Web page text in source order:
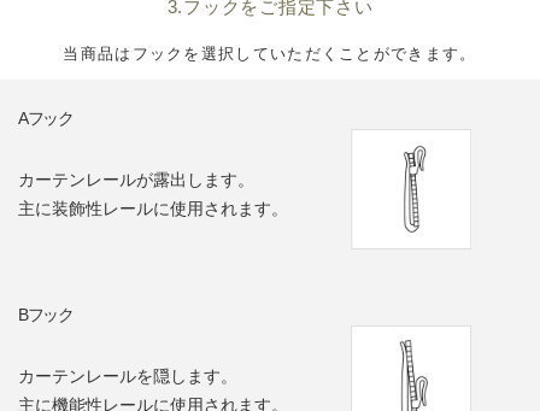
3.フックをご指定下さい
当商品はフックを選択していただくことができます。
Aフック
カーテンレールが露出します。
主に装飾性レールに使用されます。
Bフック
カーテンレールを隠します。
主に機能性レールに使用されます。